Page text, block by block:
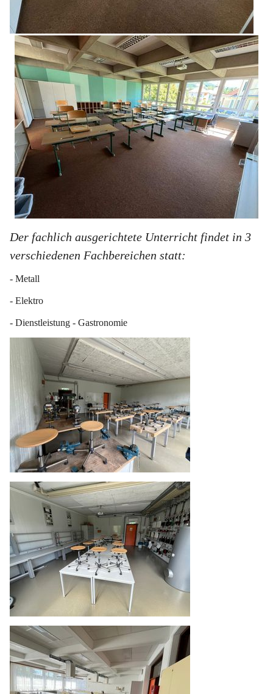
Der fachlich ausgerichtete Unterricht findet in 3
verschiedenen Fachbereichen statt:
- Metall
- Elektro
- Dienstleistung - Gastronomie